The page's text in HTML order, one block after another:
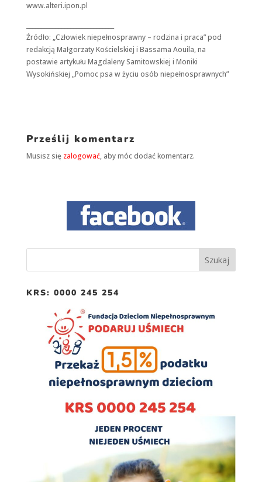
www.alteri.ipon.pl
Źródło: „Człowiek niepełnosprawny – rodzina i praca” pod
redakcją Małgorzaty Kościelskiej i Bassama Aouila, na
postawie artykułu Magdaleny Samitowskiej i Moniki
Wysokińskiej „Pomoc psa w życiu osób niepełnosprawnych”
Prześlij komentarz
Musisz się zalogować, aby móc dodać komentarz.
KRS: 0000 245 254